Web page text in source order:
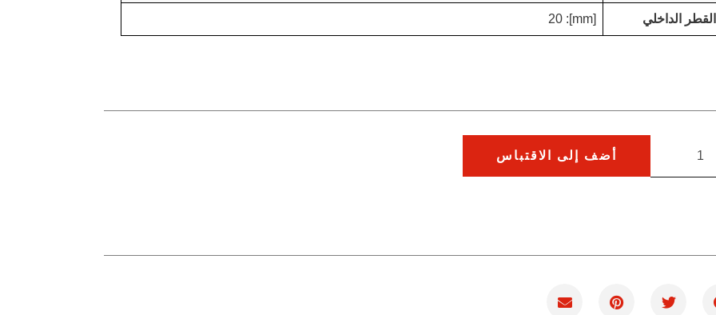
القطر الداخلي [mm]: 20
أضف إلى الاقتباس